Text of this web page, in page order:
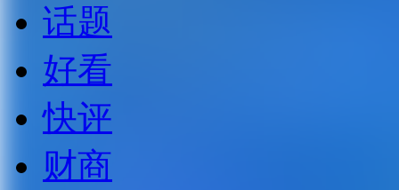
话题
好看
快评
财商